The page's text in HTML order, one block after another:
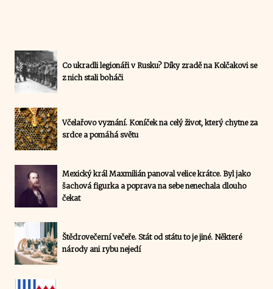
Co ukradli legionáři v Rusku? Díky zradě na Kolčakovi se
z nich stali boháči
Včelařovo vyznání. Koníček na celý život, který chytne za
srdce a pomáhá světu
Mexický král Maxmilián panoval velice krátce. Byl jako
šachová figurka a poprava na sebe nenechala dlouho
čekat
Štědrovečerní večeře. Stát od státu to je jiné. Některé
národy ani rybu nejedí